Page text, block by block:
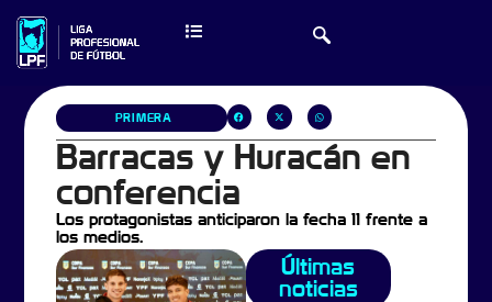
PRIMERA
Barracas y Huracán en
conferencia
Los protagonistas anticiparon la fecha 11 frente a
los medios.
Últimas
noticias